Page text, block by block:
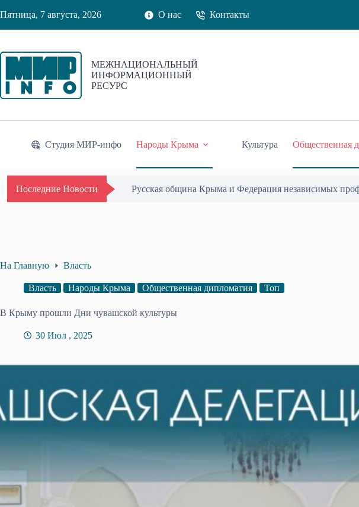
к
Пятница, 7 августа, 2026 О нас Контакты
МЕЖНАЦИОНАЛЬНЫЙ
ИНФОРМАЦИОННЫЙ
РЕСУРС
Студия МИР-инфо Народы Крыма Культура Общественная
Последние Новости Одиссей Пипия удостоен Почётного знака «За
На Главную Власть
Власть Народы Крыма Общественная дипломатия Топ
В Крыму прошли Дни чувашской культуры
30 Июл , 2025